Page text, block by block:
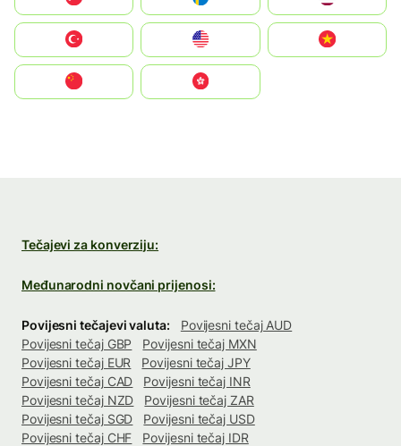
United States
中國香港特別行政區
Tečajevi za konverziju:
Međunarodni novčani prijenosi:
Povijesni tečajevi valuta:
Povijesni tečaj AUD
Povijesni tečaj GBP
Povijesni tečaj MXN
Povijesni tečaj EUR
Povijesni tečaj JPY
Povijesni tečaj CAD
Povijesni tečaj INR
Povijesni tečaj NZD
Povijesni tečaj ZAR
Povijesni tečaj SGD
Povijesni tečaj USD
Povijesni tečaj CHF
Povijesni tečaj IDR